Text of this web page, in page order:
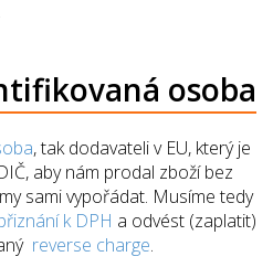
osoba
, tak dodavateli v EU, který je
aby nám prodal zboží bez
sami vypořádat. Musíme tedy
k DPH a odvést (zaplatit)
reverse charge.